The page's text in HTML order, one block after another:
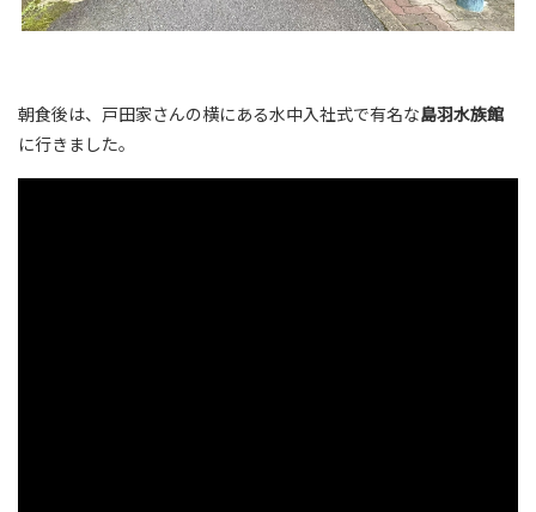
朝食後は、戸田家さんの横にある水中入社式で有名な島羽水族館
に行きました。